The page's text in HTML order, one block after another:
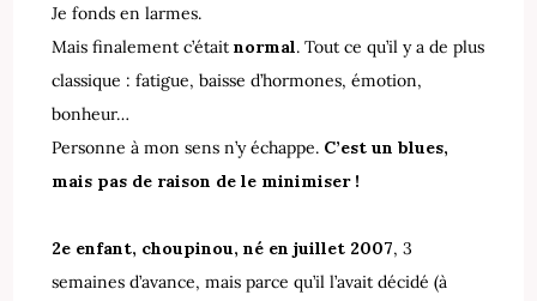
Je fonds en larmes.
Mais finalement c’étaitnormal. Tout ce qu’il y a de plus
classique : fatigue, baisse d’hormones, émotion,
bonheur…
Personne à mon sens n’y échappe. C’est un blues,
mais pas de raison de le minimiser !
2e enfant, choupinou, né en juillet 2007, 3
semaines d’avance, mais parce qu’il l’avait décidé (à